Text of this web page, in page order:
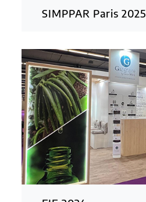
SIMPPAR Paris 2025